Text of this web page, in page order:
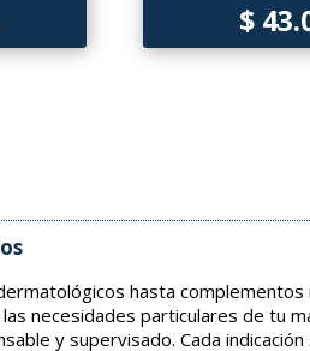
$
hasta complementos
necesidades particulares de tu
y supervisado. Cada indicación